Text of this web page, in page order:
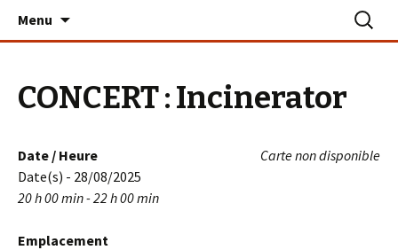
Le PLAN B – La Turballe
Menu
CONCERT : Incinerator
Carte non disponible
Date / Heure
Date(s) - 28/08/2025
20 h 00 min - 22 h 00 min
Emplacement